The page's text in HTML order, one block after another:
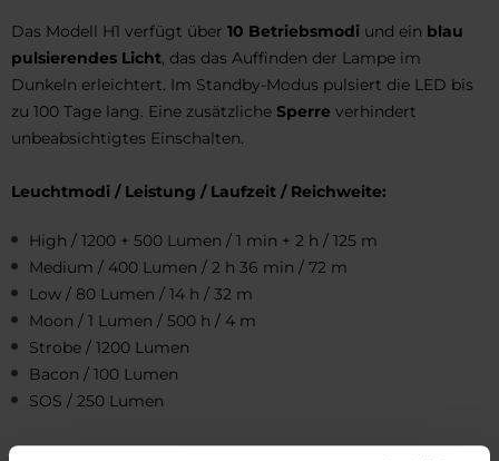
Das Modell H1 verfügt über 10 Betriebsmodi und ein blau
pulsierendes Licht, das das Auffinden der Lampe im
Dunkeln erleichtert. Im Standby-Modus pulsiert die LED bis
zu 100 Tage lang. Eine zusätzliche Sperre verhindert
unbeabsichtigtes Einschalten.
Leuchtmodi / Leistung / Laufzeit / Reichweite:
High / 1200 + 500 Lumen / 1 min + 2 h / 125 m
Medium / 400 Lumen / 2 h 36 min / 72 m
Low / 80 Lumen / 14 h / 32 m
Moon / 1 Lumen / 500 h / 4 m
Strobe / 1200 Lumen
Bacon / 100 Lumen
SOS / 250 Lumen